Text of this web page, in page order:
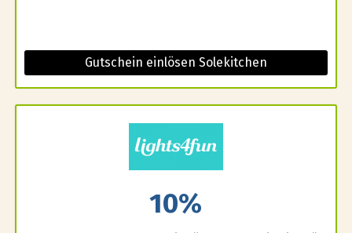
Gutschein einlösen Solekitchen
10%